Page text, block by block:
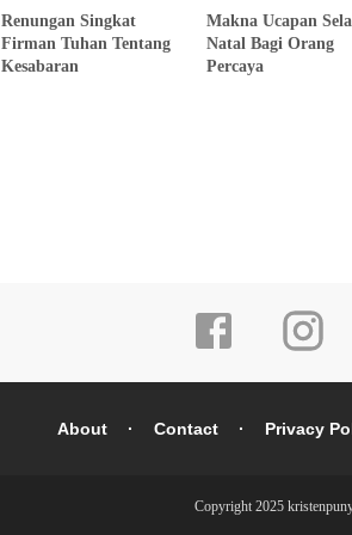
Renungan Singkat
Firman Tuhan Tentang
Kesabaran
Makna Ucapan
Natal Bagi Orang
Percaya
About Contact Privacy
Copyright 2025